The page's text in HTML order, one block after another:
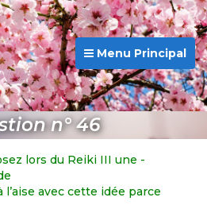
Menu Principal
n° 46
lors du Reiki III une -
l’aise avec cette idée parce